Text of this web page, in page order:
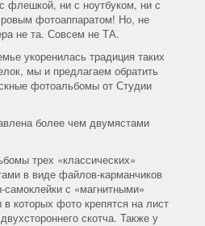
флешкой, ни с ноутбуком, ни с
фотоаппаратом! Но, не
не та. Совсем не ТА.
укоренилась традиция таких
мы и предлагаем обратить
фотоальбомы от Студии
более чем двумястами
трех «классических»
в виде файлов-карманчиков
с «магнитными»
которых фото крепятся на лист
скотча. Также у